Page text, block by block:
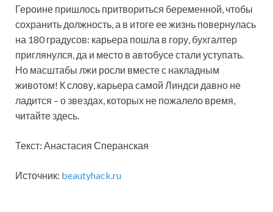
Героине пришлось притвориться беременной, чтобы
сохранить должность, а в итоге ее жизнь повернулась
на 180 градусов: карьера пошла в гору, бухгалтер
приглянулся, да и место в автобусе стали уступать.
Но масштабы лжи росли вместе с накладным
животом! К слову, карьера самой Линдси давно не
ладится – о звездах, которых не пожалело время,
читайте здесь.
Текст: Анастасия Сперанская
Источник: beautyhack.ru